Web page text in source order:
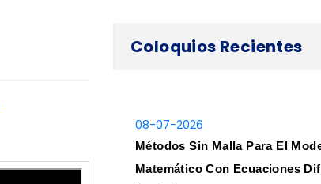
Coloquios Recientes
08-07-2026
Métodos Sin Malla Para El
Matemático Con Ecuaciones